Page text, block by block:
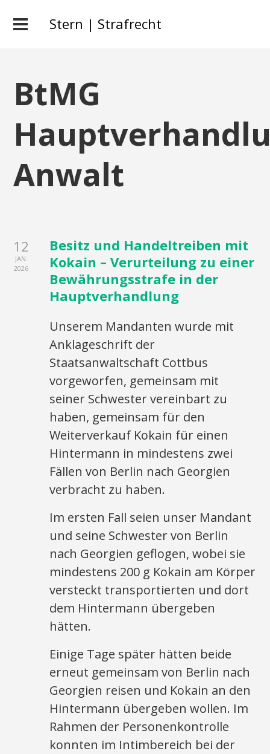
Stern | Strafrecht
BtMG
Anwalt
12
JAN.
2026
Besitz und Handeltreiben mit
Kokain – Verurteilung zu einer
Bewährungsstrafe in der
Hauptverhandlung
Unserem Mandanten wurde mit
Anklageschrift der
Staatsanwaltschaft Cottbus
vorgeworfen, gemeinsam mit
seiner Schwester vereinbart zu
haben, gemeinsam für den
Weiterverkauf Kokain für einen
Hintermann in mindestens zwei
Fällen von Berlin nach Georgien
verbracht zu haben.
Im ersten Fall seien unser Mandant
und seine Schwester von Berlin
nach Georgien geflogen, wobei sie
mindestens 200 g Kokain am Körper
versteckt transportierten und dort
dem Hintermann übergeben
hätten.
Einige Tage später hätten beide
erneut gemeinsam von Berlin nach
Georgien reisen und Kokain an den
Hintermann übergeben wollen. Im
Rahmen der Personenkontrolle
konnten im Intimbereich bei der